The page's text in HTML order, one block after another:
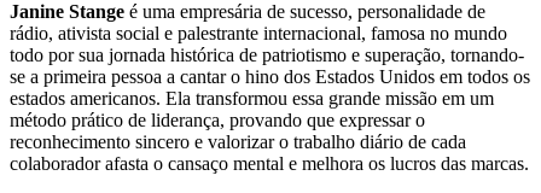
Janine Stange é uma empresária de sucesso, personalidade de
rádio, ativista social e palestrante internacional, famosa no mundo
todo por sua jornada histórica de patriotismo e superação, tornando-
se a primeira pessoa a cantar o hino dos Estados Unidos em todos os
estados americanos. Ela transformou essa grande missão em um
método prático de liderança, provando que expressar o
reconhecimento sincero e valorizar o trabalho diário de cada
colaborador afasta o cansaço mental e melhora os lucros das marcas.